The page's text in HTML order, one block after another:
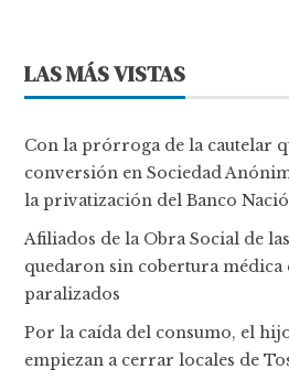
LAS MÁS VISTAS
Con la prórroga de la cautelar
conversión en Sociedad
la privatización del Banco
Afiliados de la Obra Social de
quedaron sin cobertura médica
paralizados
Por la caída del consumo, el
empiezan a cerrar locales de